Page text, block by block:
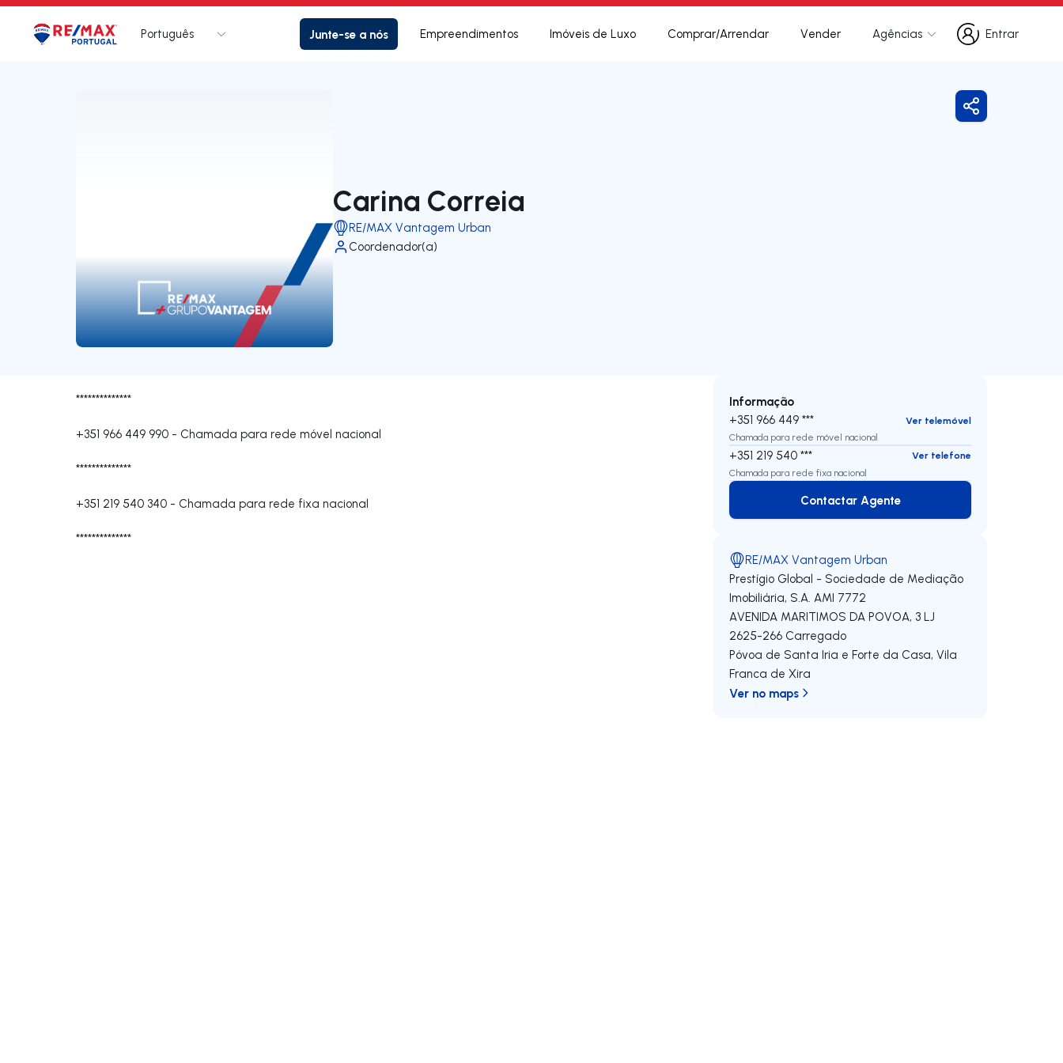
Logo Ir para página inicial
Português Junte-se a nós Empreendimentos Imóveis de Luxo Comprar/Arrendar Vender Agências
Entrar
Entrar
Carina Correia
RE/MAX Vantagem Urban
Coordenador(a)
Partilhar
**************
+351 966 449 990 - Chamada para rede móvel nacional
**************
+351 219 540 340 - Chamada para rede fixa nacional
**************
Informação
+351 966 449 ***
Ver telemóvel
Chamada para rede móvel nacional
+351 219 540 ***
Ver telefone
Chamada para rede fixa nacional
Contactar Agente
Contactar Agente
RE/MAX Vantagem Urban
Prestígio Global - Sociedade de Mediação
Imobiliária, S.A. AMI 7772
AVENIDA MARITIMOS DA POVOA, 3 LJ
2625-266 Carregado
Póvoa de Santa Iria e Forte da Casa,Vila
Franca de Xira
Ver no maps